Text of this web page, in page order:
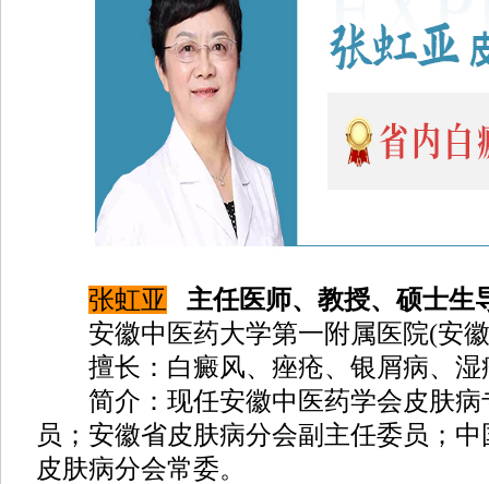
张虹亚
主任医师、教授、硕士生
安徽中医药大学第一附属医院(安
擅长：白癜风、痤疮、银屑病、湿
简介：现任安徽中医药学会皮肤病
员；安徽省皮肤病分会副主任委员；
皮肤病分会常委。